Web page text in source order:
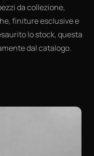
da collezione,
finiture esclusive e
lo stock, questa
dal catalogo.